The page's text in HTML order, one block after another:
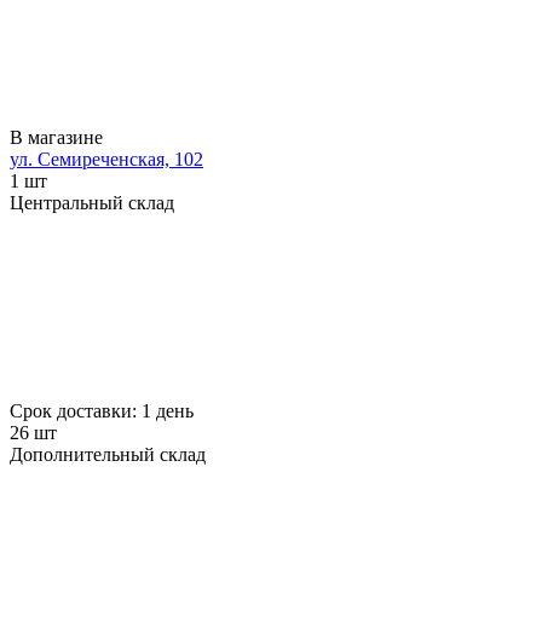
В магазине
ул. Семиреченская, 102
1 шт
Центральный склад
Срок доставки: 1 день
26 шт
Дополнительный склад